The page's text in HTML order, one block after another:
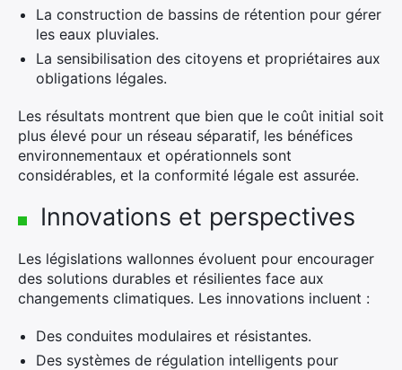
La construction de bassins de rétention pour gérer
les eaux pluviales.
La sensibilisation des citoyens et propriétaires aux
obligations légales.
Les résultats montrent que bien que le coût initial soit
plus élevé pour un réseau séparatif, les bénéfices
environnementaux et opérationnels sont
considérables, et la conformité légale est assurée.
Innovations et perspectives
Les législations wallonnes évoluent pour encourager
des solutions durables et résilientes face aux
changements climatiques. Les innovations incluent :
Des conduites modulaires et résistantes.
Des systèmes de régulation intelligents pour